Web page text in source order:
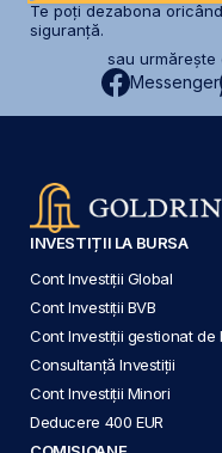
Te poți dezabona
siguranță.
sau urmărește
Messenger
INVESTIȚII LA BURSA
Cont Investiții Global
Cont Investiții BVB
Cont Investiții gestionat de
Consultanță Investiții
Cont Investiții Minori
Deducere 400 EUR